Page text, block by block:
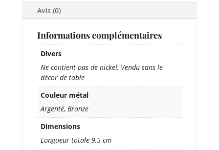
Avis (0)
Informations complémentaires
Divers
Ne contient pas de nickel, Vendu sans le
décor de table
Couleur métal
Argenté, Bronze
Dimensions
Longueur totale 9,5 cm